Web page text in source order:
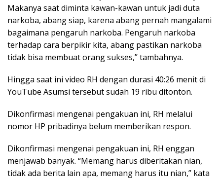
Makanya saat diminta kawan-kawan untuk jadi duta
narkoba, abang siap, karena abang pernah mangalami
bagaimana pengaruh narkoba. Pengaruh narkoba
terhadap cara berpikir kita, abang pastikan narkoba
tidak bisa membuat orang sukses,” tambahnya.
Hingga saat ini video RH dengan durasi 40:26 menit di
YouTube Asumsi tersebut sudah 19 ribu ditonton.
Dikonfirmasi mengenai pengakuan ini, RH melalui
nomor HP pribadinya belum memberikan respon.
Dikonfirmasi mengenai pengakuan ini, RH enggan
menjawab banyak. “Memang harus diberitakan nian,
tidak ada berita lain apa, memang harus itu nian,” kata